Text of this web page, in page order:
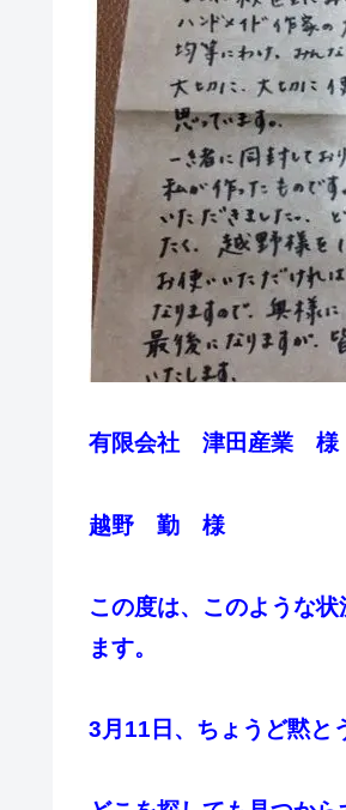
有限会社 津田産業 様
越野 勤 様
この度は、このような
ます。
3月11日、ちょうど黙と